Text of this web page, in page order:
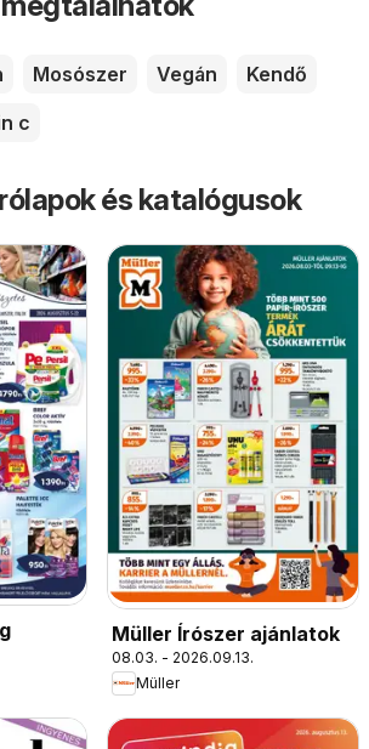
Mosószer Vegán
Kendő
c
és katalógusok
Müller Írószer ajánlatok
08.03. - 2026.09.13.
Müller